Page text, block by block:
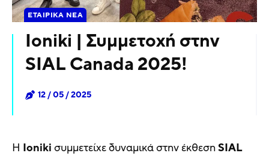
ΕΤΑΙΡΙΚΆ ΝΈΑ
Ioniki | Συμμετοχή στην
SIAL Canada 2025!
12 / 05 / 2025
Η Ioniki συμμετείχε δυναμικά στην έκθεση SIAL